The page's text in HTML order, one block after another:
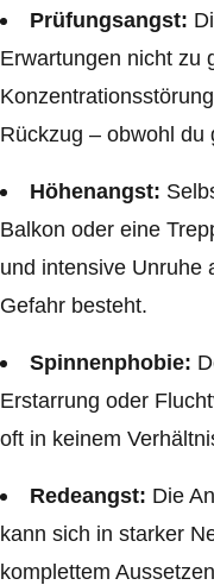
Prüfungsangst:
Erwartungen nicht zu
Rückzug – obwohl du
Höhenangst:
Balkon oder eine
und intensive Unruhe
Gefahr besteht.
Spinnenphobie:
Erstarrung oder
oft in keinem
Redeangst: Die
kann sich in starker
komplettem